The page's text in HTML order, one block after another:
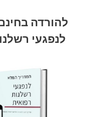
להורדה
לנפגעי רשלנות